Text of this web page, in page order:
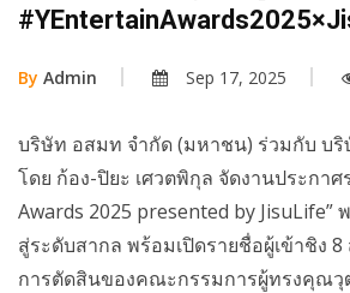
By Admin Sep 17, 2025
บริษัท อสมท จำกัด (มหาชน) ร่วมกับ บ
โดย ก้อง-ปิยะ เศวตพิกุล จัดงานประกาศ
Awards 2025 presented by JisuLife”
สู่ระดับสากล พร้อมเปิดรายชื่อผู้เข้าชิง 8
การตัดสินของคณะกรรมการผู้ทรงคุณวุ